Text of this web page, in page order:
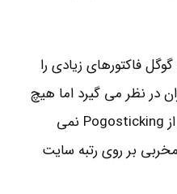
فاکتورهای زیادی را
در نظر می گیرد اما هیچ
چیز برای سئو سایت شما بدتر از Pogosticking نمی
بر روی رتبه سایت